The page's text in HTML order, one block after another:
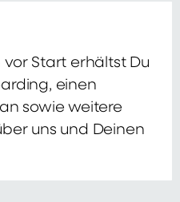
vor Start erhältst Du
einen
sowie weitere
uns und Deinen